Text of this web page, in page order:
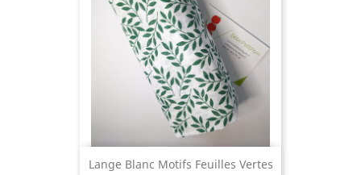
Lange Blanc Motifs Feuilles Vertes